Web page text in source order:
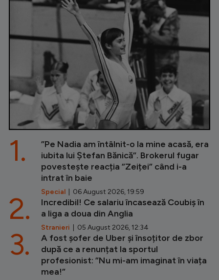
”Pe Nadia am întâlnit-o la mine acasă, era
iubita lui Ștefan Bănică”. Brokerul fugar
povestește reacția ”Zeiței” când i-a
intrat în baie
Special | 06 August 2026, 19:59
1.
Incredibil! Ce salariu încasează Coubiș în
a liga a doua din Anglia
Stranieri | 05 August 2026, 12:34
2.
A fost șofer de Uber și însoțitor de zbor
după ce a renunțat la sportul
profesionist: ”Nu mi-am imaginat în viața
mea!”
3.